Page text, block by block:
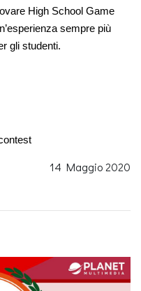
High School Game
sempre più
gli studenti.
14 Maggio 2020